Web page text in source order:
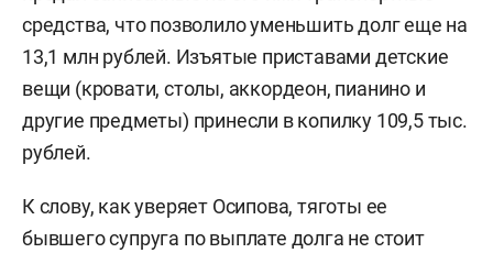
средства, что позволило уменьшить долг еще на
13,1 млн рублей. Изъятые приставами детские
вещи (кровати, столы, аккордеон, пианино и
другие предметы) принесли в копилку 109,5 тыс.
рублей.
К слову, как уверяет Осипова, тяготы ее
бывшего супруга по выплате долга не стоит